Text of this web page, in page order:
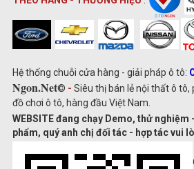
Hệ thống chuỗi cửa hàng - giải pháp ô tô:
Ngon.Net© - Siêu thị bán lẻ nội thất ô tô,
đồ chơi ô tô, hàng đầu Việt Nam.
WEBSITE đang chạy Demo, thử nghiệm
phẩm, quý anh chị đối tác - hợp tác vui